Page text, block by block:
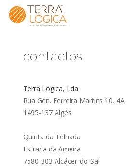
contactos
Terra Lógica, Lda.
Rua Gen. Ferreira Martins 10, 4A
1495-137 Algés
Quinta da Telhada
Estrada da Ameira
7580-303 Alcácer-do-Sal